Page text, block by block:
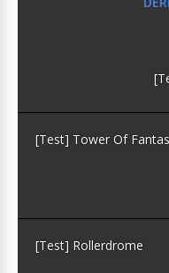
[Test] Tower Of
[Test] Rollerdrome